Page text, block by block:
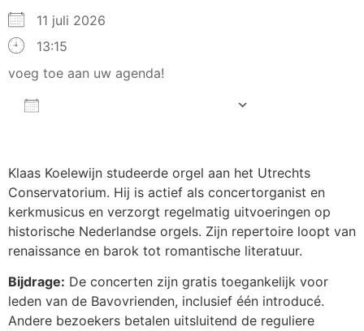
11 juli 2026
13:15
voeg toe aan uw agenda!
Klaas Koelewijn studeerde orgel aan het Utrechts
Conservatorium. Hij is actief als concertorganist en
kerkmusicus en verzorgt regelmatig uitvoeringen op
historische Nederlandse orgels. Zijn repertoire loopt van
renaissance en barok tot romantische literatuur.
Bijdrage: De concerten zijn gratis toegankelijk voor
leden van de Bavovrienden, inclusief één introducé.
Andere bezoekers betalen uitsluitend de reguliere